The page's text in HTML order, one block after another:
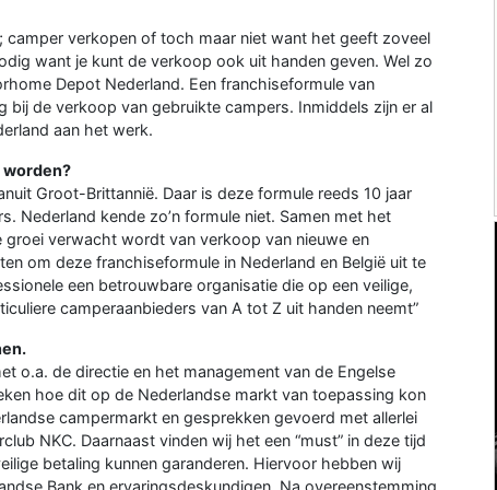
camper verkopen of toch maar niet want het geeft zoveel
want je kunt de verkoop ook uit handen geven. Wel zo
Depot Nederland. Een franchiseformule van
de verkoop van gebruikte campers. Inmiddels zijn er al
aan het werk.
worden?
Groot-Brittannië. Daar is deze formule reeds 10 jaar
Nederland kende zo’n formule niet. Samen met het
verwacht wordt van verkoop van nieuwe en
om deze franchiseformule in Nederland en België uit te
een betrouwbare organisatie die op een veilige,
camperaanbieders van A tot Z uit handen neemt”
o.a. de directie en het management van de Engelse
hoe dit op de Nederlandse markt van toepassing kon
campermarkt en gesprekken gevoerd met allerlei
NKC. Daarnaast vinden wij het een “must” in deze tijd
betaling kunnen garanderen. Hiervoor hebben wij
Bank en ervaringsdeskundigen. Na overeenstemming